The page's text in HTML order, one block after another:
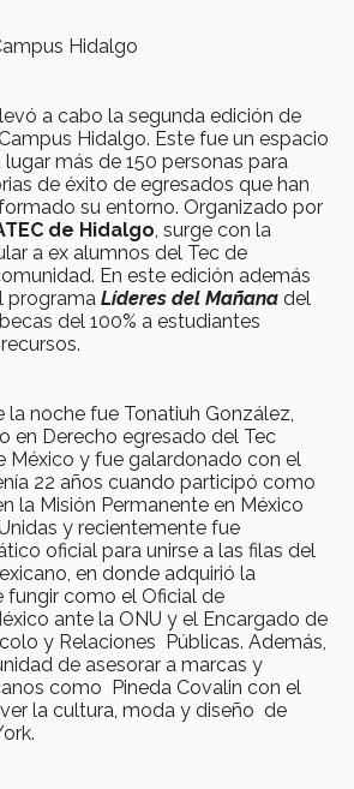
Hidalgo
a cabo la segunda edición de
Hidalgo. Este fue un espacio
más de 150 personas para
de éxito de egresados que han
su entorno. Organizado por
de Hidalgo , surge con la
a ex alumnos del Tec de
En este edición además
programa Líderes del Mañana del
del 100% a estudiantes
la noche fue Tonatiuh González,
en Derecho egresado del Tec
México y fue galardonado con el
22 años cuando participó como
la Misión Permanente en México
y recientemente fue
oficial para unirse a las filas del
en donde adquirió la
fungir como el Oficial de
ante la ONU y el Encargado de
y Relaciones Públicas. Además,
de asesorar a marcas y
como Pineda Covalin con el
la cultura, moda y diseño de